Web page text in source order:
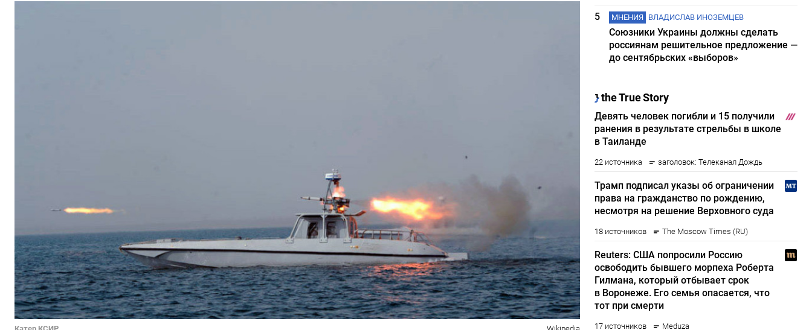
5
МНЕНИЯ ВЛАДИСЛАВ ИНОЗЕМЦЕВ
Союзники Украины должны сделать
россиянам решительное предложение —
до сентябрьских «выборов»